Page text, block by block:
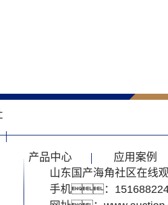
产品中心 应用案例
山东国产海角社区在线
手机：